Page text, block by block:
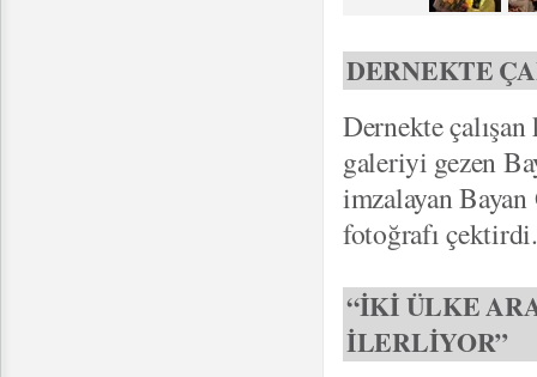
DERNEKTE
Dernekte
galeriyi gezen
imzalayan Bayan
fotoğrafı çektirdi.
“İKİ ÜLKE
İLERLİYOR”